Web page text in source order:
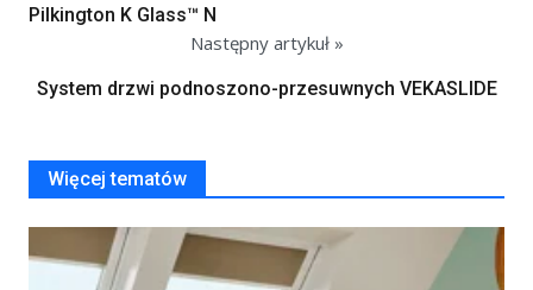
Pilkington K Glass™ N
Następny artykuł »
System drzwi podnoszono-przesuwnych VEKASLIDE
Więcej tematów